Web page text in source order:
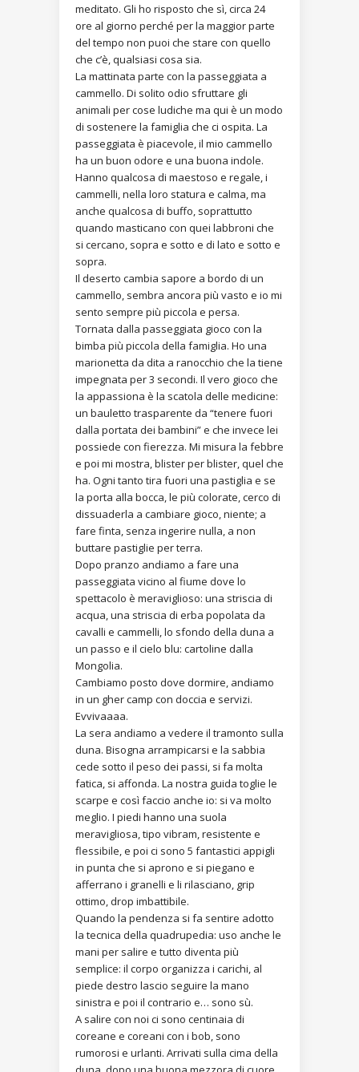
meditato. Gli ho risposto che sì, circa 24
ore al giorno perché per la maggior parte
del tempo non puoi che stare con quello
che c’è, qualsiasi cosa sia.
La mattinata parte con la passeggiata a
cammello. Di solito odio sfruttare gli
animali per cose ludiche ma qui è un modo
di sostenere la famiglia che ci ospita. La
passeggiata è piacevole, il mio cammello
ha un buon odore e una buona indole.
Hanno qualcosa di maestoso e regale, i
cammelli, nella loro statura e calma, ma
anche qualcosa di buffo, soprattutto
quando masticano con quei labbroni che
si cercano, sopra e sotto e di lato e sotto e
sopra.
Il deserto cambia sapore a bordo di un
cammello, sembra ancora più vasto e io mi
sento sempre più piccola e persa.
Tornata dalla passeggiata gioco con la
bimba più piccola della famiglia. Ho una
marionetta da dita a ranocchio che la tiene
impegnata per 3 secondi. Il vero gioco che
la appassiona è la scatola delle medicine:
un bauletto trasparente da “tenere fuori
dalla portata dei bambini” e che invece lei
possiede con fierezza. Mi misura la febbre
e poi mi mostra, blister per blister, quel che
ha. Ogni tanto tira fuori una pastiglia e se
la porta alla bocca, le più colorate, cerco di
dissuaderla a cambiare gioco, niente; a
fare finta, senza ingerire nulla, a non
buttare pastiglie per terra.
Dopo pranzo andiamo a fare una
passeggiata vicino al fiume dove lo
spettacolo è meraviglioso: una striscia di
acqua, una striscia di erba popolata da
cavalli e cammelli, lo sfondo della duna a
un passo e il cielo blu: cartoline dalla
Mongolia.
Cambiamo posto dove dormire, andiamo
in un gher camp con doccia e servizi.
Evvivaaaa.
La sera andiamo a vedere il tramonto sulla
duna. Bisogna arrampicarsi e la sabbia
cede sotto il peso dei passi, si fa molta
fatica, si affonda. La nostra guida toglie le
scarpe e così faccio anche io: si va molto
meglio. I piedi hanno una suola
meravigliosa, tipo vibram, resistente e
flessibile, e poi ci sono 5 fantastici appigli
in punta che si aprono e si piegano e
afferrano i granelli e li rilasciano, grip
ottimo, drop imbattibile.
Quando la pendenza si fa sentire adotto
la tecnica della quadrupedia: uso anche le
mani per salire e tutto diventa più
semplice: il corpo organizza i carichi, al
piede destro lascio seguire la mano
sinistra e poi il contrario e… sono sù.
A salire con noi ci sono centinaia di
coreane e coreani con i bob, sono
rumorosi e urlanti. Arrivati sulla cima della